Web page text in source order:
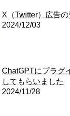
X（Twitter）広告の
2024/12/03
ChatGPTにプラグ
してもらいました
2024/11/28